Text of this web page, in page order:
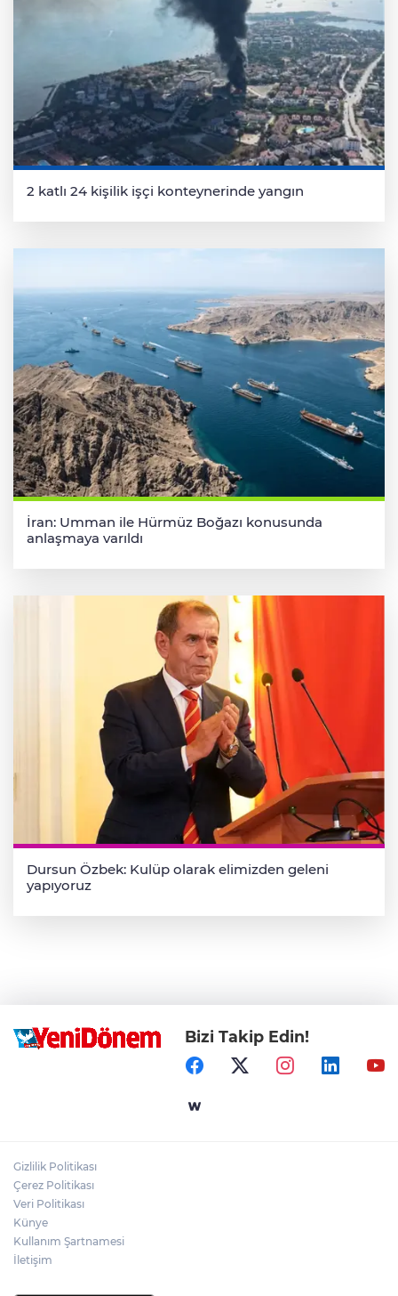
2 katlı 24 kişilik işçi konteynerinde yangın
İran: Umman ile Hürmüz Boğazı konusunda
anlaşmaya varıldı
Dursun Özbek: Kulüp olarak elimizden geleni
yapıyoruz
Bizi Takip Edin!
Gizlilik Politikası
Çerez Politikası
Veri Politikası
Künye
Kullanım Şartnamesi
İletişim